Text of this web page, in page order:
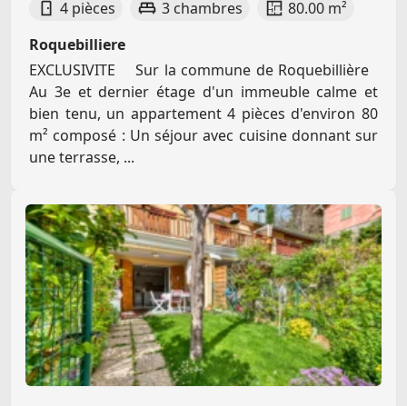
4 pièces 3 chambres
80.00 m²
Roquebilliere
EXCLUSIVITE Sur la commune de Roquebillière
Au 3e et dernier étage d'un immeuble calme et
bien tenu, un appartement 4 pièces d'environ 80
m² composé : Un séjour avec cuisine donnant sur
une terrasse, ...